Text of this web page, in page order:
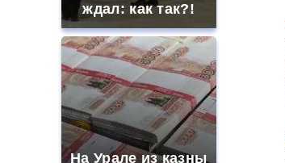
ждал: как так?!
На Урале из казны